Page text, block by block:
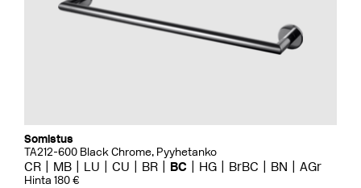
Somistus
TA212-600 Black Chrome, Pyyhetanko
CR MB LU CU BR BC HG BrBC BN AGr
Hinta 180 €